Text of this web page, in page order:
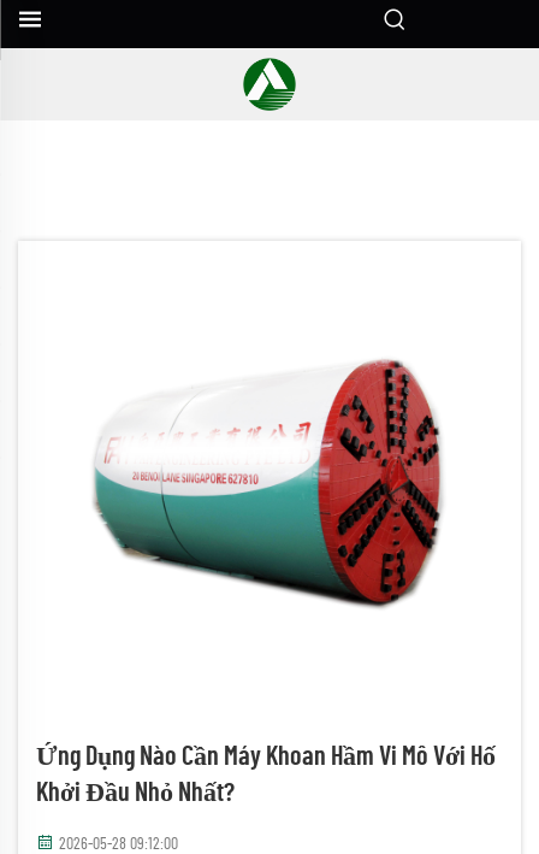
Ứng Dụng Nào Cần Máy Khoan Hầm Vi Mô Với Hố
Khởi Đầu Nhỏ Nhất?
2026-05-28 09:12:00